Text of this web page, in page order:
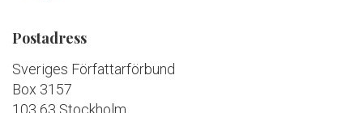
Postadress
Sveriges Författarförbund
Box 3157
103 63 Stockholm